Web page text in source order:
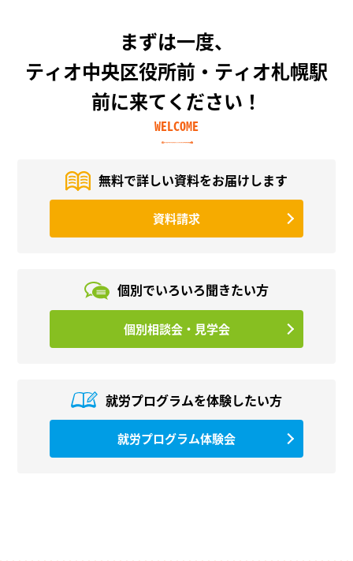
まずは一度、
ティオ中央区役所前・ティオ札幌駅
前に来てください！
WELCOME
無料で詳しい資料をお届けします
資料請求
個別でいろいろ聞きたい方
個別相談会・見学会
就労プログラムを体験したい方
就労プログラム体験会